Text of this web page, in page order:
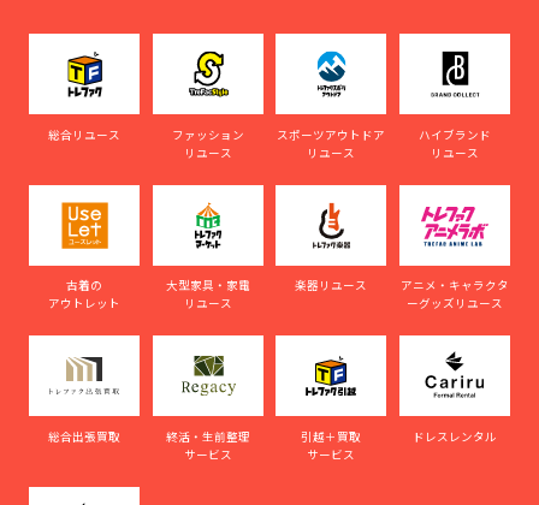
総合リユース
ファッション
リユース
スポーツアウトドア
リユース
ハイブランド
リユース
古着の
アウトレット
大型家具・家電
リユース
楽器リユース
アニメ・キャラクタ
ーグッズリユース
総合出張買取
終活・生前整理
サービス
引越＋買取
サービス
ドレスレンタル